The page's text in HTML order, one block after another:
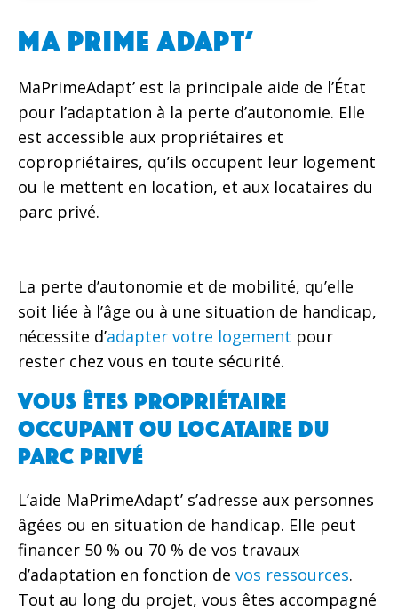
MA PRIME ADAPT’
MaPrimeAdapt’ est la principale aide de l’État
pour l’adaptation à la perte d’autonomie. Elle
est accessible aux propriétaires et
copropriétaires, qu’ils occupent leur logement
ou le mettent en location, et aux locataires du
parc privé.
La perte d’autonomie et de mobilité, qu’elle
soit liée à l’âge ou à une situation de handicap,
nécessite d’adapter votre logement pour
rester chez vous en toute sécurité.
Vous êtes propriétaire
occupant ou locataire du
parc privé
L’aide MaPrimeAdapt’ s’adresse aux personnes
âgées ou en situation de handicap. Elle peut
financer 50 % ou 70 % de vos travaux
d’adaptation en fonction de vos ressources.
Tout au long du projet, vous êtes accompagné